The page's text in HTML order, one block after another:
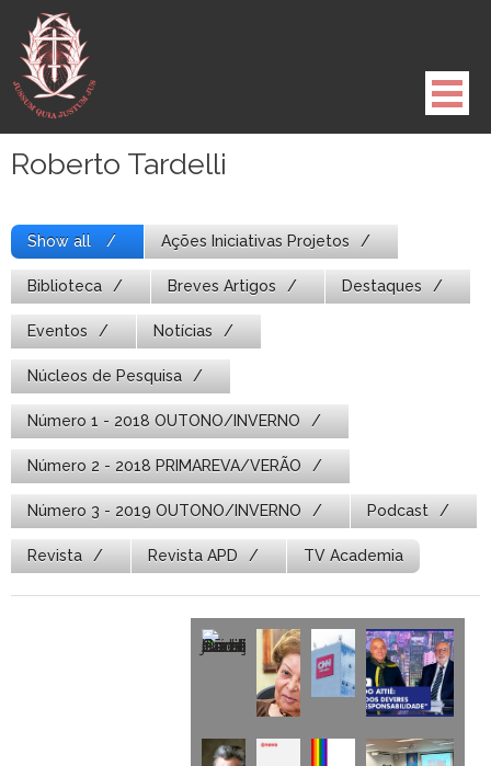
para
conteúdo
Roberto Tardelli
Show all Ações Iniciativas Projetos
Biblioteca Breves Artigos Destaques
Eventos Notícias
Núcleos de Pesquisa
Número 1 - 2018 OUTONO/INVERNO
Número 2 - 2018 PRIMAREVA/VERÃO
Número 3 - 2019 OUTONO/INVERNO Podcast
Revista Revista APD TV Academia